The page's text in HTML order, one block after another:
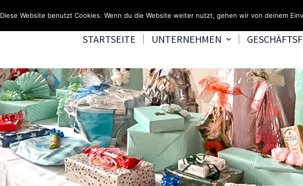
STARTSEITE UNTERNEHMEN
Diese Website benutzt Cookies. Wenn du die Website weiter nutzt, gehen wir von deinem